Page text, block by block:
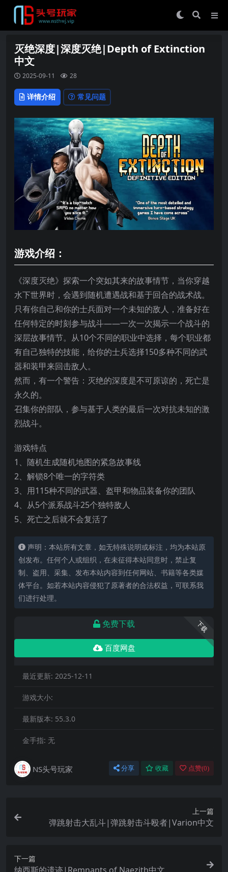
灭绝深度|深度灭绝|Depth of Extinction
中文
2025-09-11 28
详情介绍 常见问题
游戏介绍：
《深度灭绝》探索一个突如其来的故事情节，当你穿越
水下世界时，会遇到随机遭遇战和基于回合的战术战。
只有你自己和你的士兵面对一个未知的敌人，准备好在
任何特定的时刻参与战斗——一次一次揭示一个战斗的
深层故事情节。从10个不同的职业中选择，每个职业都
有自己独特的技能，给你的士兵选择150多种不同的武
器和装甲来回击敌人。
然而，有一个警告：灭绝的深度是不可原谅的，死亡是
永久的。
召集你的部队，参与基于人类的最后一次对抗未知的激
烈战斗。
游戏特点
1、随机生成随机地图的紧急故事线
2、解锁8个唯一的字符类
3、用115种不同的武器、盔甲和物品装备你的团队
4、从5个派系战斗25个独特敌人
5、死亡之后就不会复活了
声明：本站所有文章，如无特殊说明或标注，均为本站原
创发布。任何个人或组织，在未征得本站同意时，禁止复
制、盗用、采集、发布本站内容到任何网站、书籍等各类媒
体平台。如若本站内容侵犯了原著者的合法权益，可联系我
们进行处理。
下载
免费下载
百度网盘
最近更新: 2025-12-11
游戏大小:
最新版本: 55.3.0
金手指: 无
NS头号玩家 分享 收藏 点赞(0)
上一篇
弹跳射击大乱斗|弹跳射击斗殴者|Varion中文
下一篇